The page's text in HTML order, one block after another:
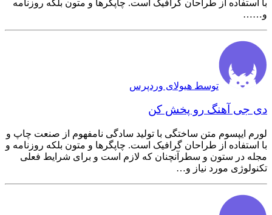
با استفاده از طراحان گرافیک است. چاپگرها و متون بلکه روزنامه
و……
توسط هیولای وردپرس
دی جی آهنگ رو پخش کن
لورم ایپسوم متن ساختگی با تولید سادگی نامفهوم از صنعت چاپ و
با استفاده از طراحان گرافیک است. چاپگرها و متون بلکه روزنامه و
مجله در ستون و سطرآنچنان که لازم است و برای شرایط فعلی
تکنولوژی مورد نیاز و…